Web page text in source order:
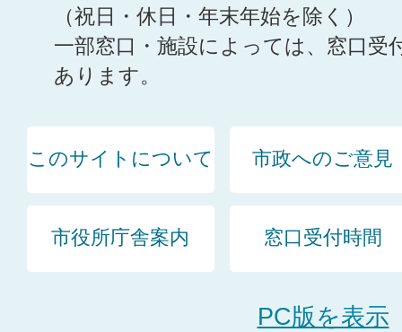
（祝日・休日・年末年始を除く）
一部窓口・施設によっては、窓口受
あります。
このサイトについて 市政へのご意見
市役所庁舎案内 窓口受付時間
PC版を表示